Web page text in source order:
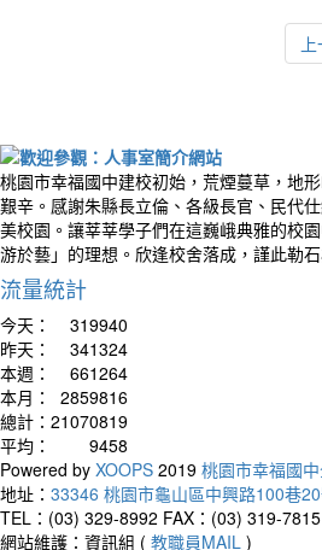
桃園市幸福國中建校初始，荒煙蔓草，地
艱辛。感謝朱縣長立倫、各級長官、民代
美校園。讓莘莘學子們在這巍峨典雅的校
游於藝」的理想。欣逢校舍落成，謹此勒石
流量統計
今天：
319940
昨天：
341324
本週：
661264
本月：
2859816
總計： 21070819
平均：
9458
Powered by XOOPS 2019 桃園市幸福國
地址： 33346 桃園市龜山區中興路100巷
TEL：(03) 329-8992 FAX：(03) 319-7815
網站維護：資訊組 ( 教職員MAIL )